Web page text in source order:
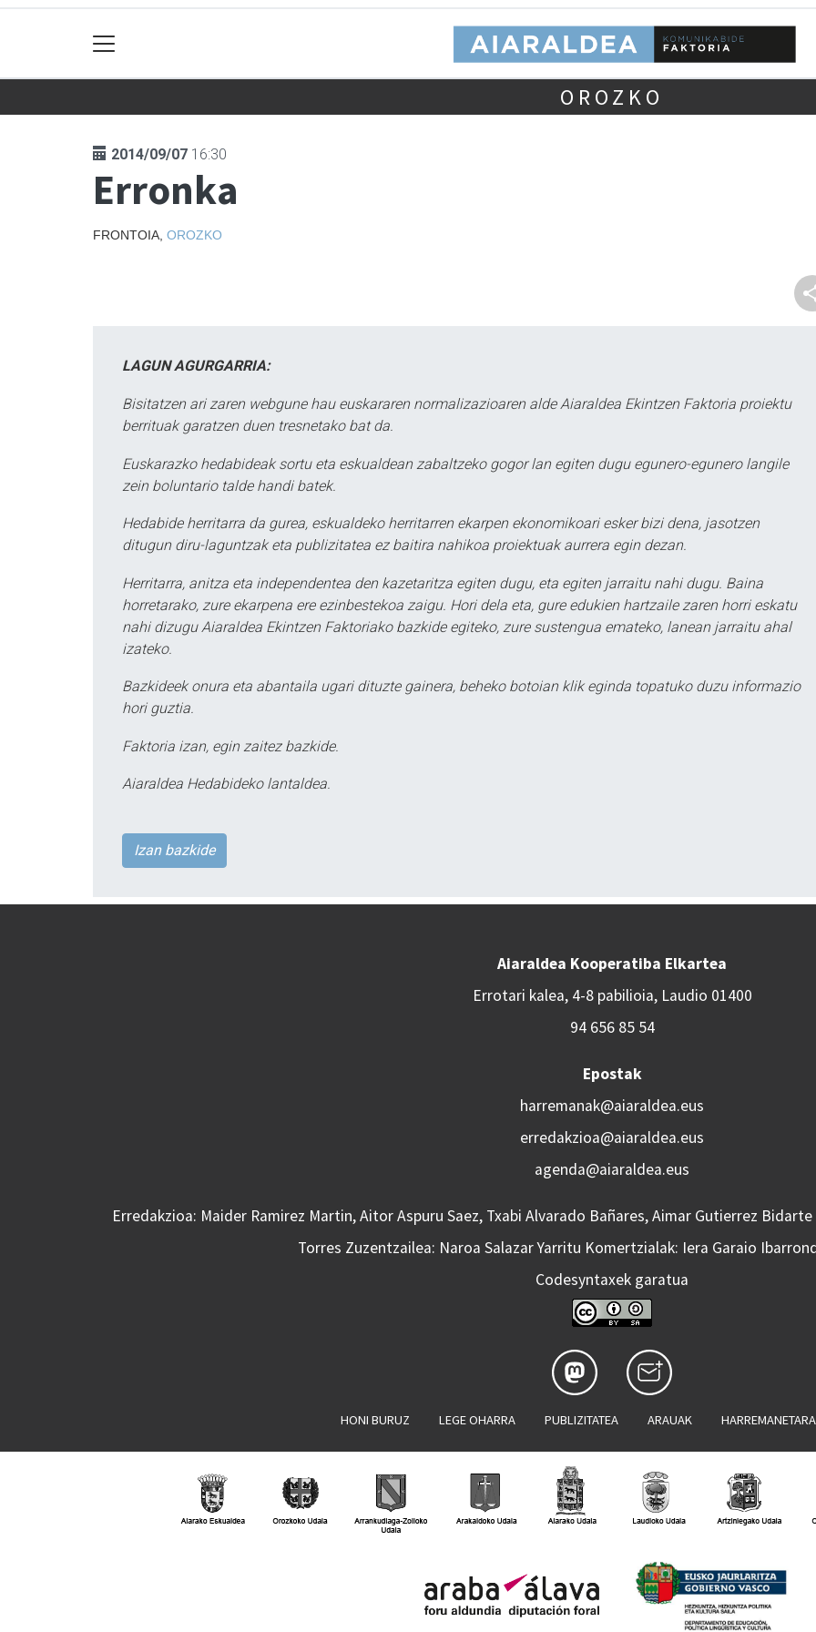
OROZKO
2014/09/07 16:30
Erronka
FRONTOIA, OROZKO
LAGUN AGURGARRIA:
Bisitatzen ari zaren webgune hau euskararen normalizazioaren alde Aiaraldea Ekintzen Faktoria proiektu
berrituak garatzen duen tresnetako bat da.
Euskarazko hedabideak sortu eta eskualdean zabaltzeko gogor lan egiten dugu egunero-egunero langile
zein boluntario talde handi batek.
Hedabide herritarra da gurea, eskualdeko herritarren ekarpen ekonomikoari esker bizi dena, jasotzen
ditugun diru-laguntzak eta publizitatea ez baitira nahikoa proiektuak aurrera egin dezan.
Herritarra, anitza eta independentea den kazetaritza egiten dugu, eta egiten jarraitu nahi dugu. Baina
horretarako, zure ekarpena ere ezinbestekoa zaigu. Hori dela eta, gure edukien hartzaile zaren horri eskatu
nahi dizugu Aiaraldea Ekintzen Faktoriako bazkide egiteko, zure sustengua emateko, lanean jarraitu ahal
izateko.
Bazkideek onura eta abantaila ugari dituzte gainera, beheko botoian klik eginda topatuko duzu informazio
hori guztia.
Faktoria izan, egin zaitez bazkide.
Aiaraldea Hedabideko lantaldea.
Izan bazkide
Aiaraldea Kooperatiba Elkartea
Errotari kalea, 4-8 pabilioia, Laudio 01400
94 656 85 54
Epostak
harremanak@aiaraldea.eus
erredakzioa@aiaraldea.eus
agenda@aiaraldea.eus
Erredakzioa: Maider Ramirez Martin, Aitor Aspuru Saez, Txabi Alvarado Bañares, Aimar Gutierrez
Torres Zuzentzailea: Naroa Salazar Yarritu Komertzialak: Iera Garaio
Codesyntaxek garatua
HONI BURUZ LEGE OHARRA PUBLIZITATEA ARAUAK